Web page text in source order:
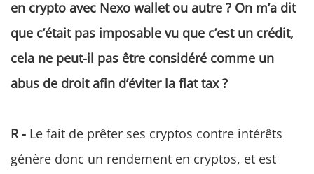
en crypto avec Nexo wallet ou autre ? On m’a dit
que c’était pas imposable vu que c’est un crédit,
cela ne peut-il pas être considéré comme un
abus de droit afin d’éviter la flat tax ?
R - Le fait de prêter ses cryptos contre intérêts
génère donc un rendement en cryptos, et est